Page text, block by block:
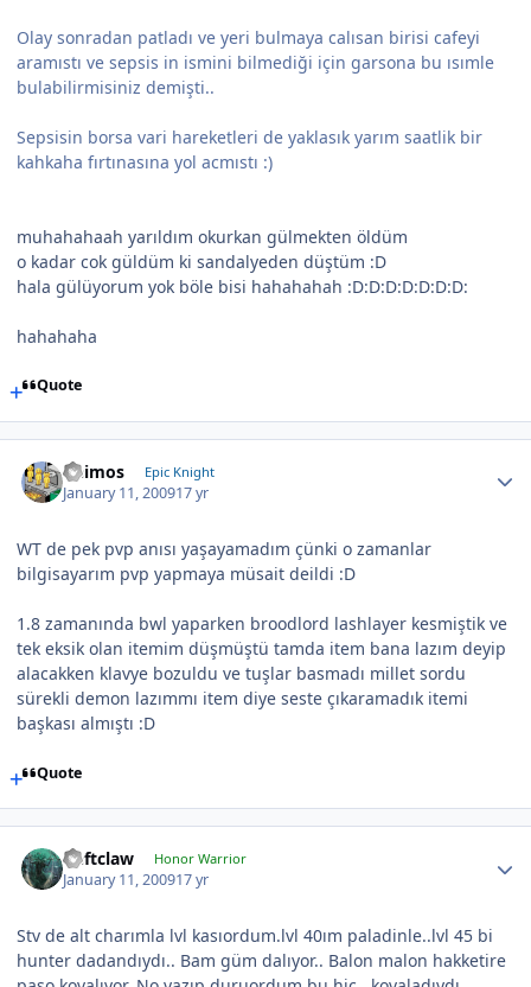
Olay sonradan patladı ve yeri bulmaya calısan birisi cafeyi
aramıstı ve sepsis in ismini bilmediği için garsona bu ısımle
bulabilirmisiniz demişti..
Sepsisin borsa vari hareketleri de yaklasık yarım saatlik bir
kahkaha fırtınasına yol acmıstı :)
muhahahaah yarıldım okurkan gülmekten öldüm
o kadar cok güldüm ki sandalyeden düştüm :D
hala gülüyorum yok böle bisi hahahahah :D:D:D:D:D:D:D:
hahahaha
Quote
Deimos Epic Knight
January 11, 200917 yr
WT de pek pvp anısı yaşayamadım çünki o zamanlar
bilgisayarım pvp yapmaya müsait deildi :D
1.8 zamanında bwl yaparken broodlord lashlayer kesmiştik ve
tek eksik olan itemim düşmüştü tamda item bana lazım deyip
alacakken klavye bozuldu ve tuşlar basmadı millet sordu
sürekli demon lazımmı item diye seste çıkaramadık itemi
başkası almıştı :D
Quote
Deftclaw Honor Warrior
January 11, 200917 yr
Stv de alt charımla lvl kasıordum.lvl 40ım paladinle..lvl 45 bi
hunter dadandıydı.. Bam güm dalıyor.. Balon malon hakketire